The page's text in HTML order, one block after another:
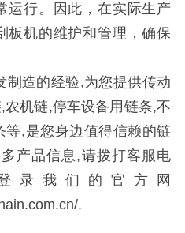
运行。因此，在实际生产
板机的维护和管理，确保
制造的经验,为您提供传动
机链,停车设备用链条,不
等,是您身边值得信赖的链
产品信息,请拨打客服电
登录我们的官方网
.